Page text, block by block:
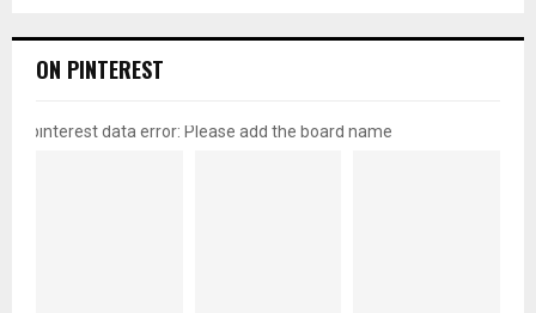
ON PINTEREST
pinterest data error: Please add the board name